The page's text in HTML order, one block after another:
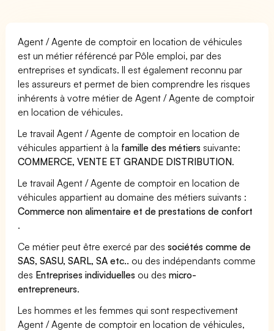
Agent / Agente de comptoir en location de véhicules
est un métier référencé par Pôle emploi, par des
entreprises et syndicats. Il est également reconnu par
les assureurs et permet de bien comprendre les risques
inhérents à votre métier de Agent / Agente de comptoir
en location de véhicules.
Le travail Agent / Agente de comptoir en location de
véhicules appartient à la famille des métiers suivante:
COMMERCE, VENTE ET GRANDE DISTRIBUTION.
Le travail Agent / Agente de comptoir en location de
véhicules appartient au domaine des métiers suivants :
Commerce non alimentaire et de prestations de confort
.
Ce métier peut être exercé par dessociétés comme de
SAS, SASU, SARL, SA etc.. ou des indépendants comme
des Entreprises individuelles ou desmicro-
entrepreneurs.
Les hommes et les femmes qui sont respectivement
Agent / Agente de comptoir en location de véhicules,